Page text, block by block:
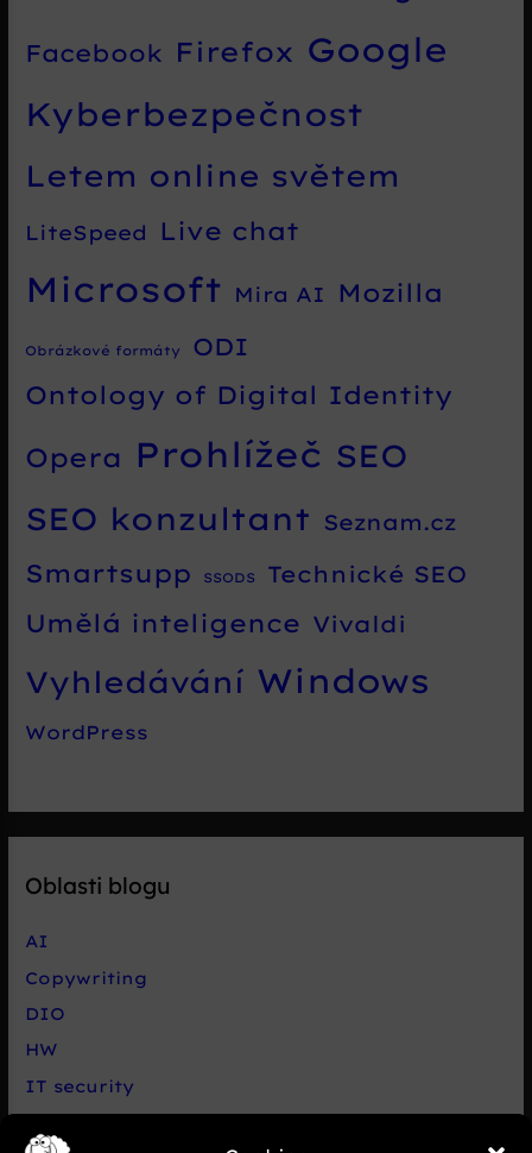
Facebook Firefox Google
Kyberbezpečnost
Letem online světem
LiteSpeed Live chat
Microsoft Mira AI Mozilla
Obrázkové formáty ODI
Ontology of Digital Identity
Opera Prohlížeč SEO
SEO konzultant Seznam.cz
Smartsupp SSODS Technické SEO
Umělá inteligence Vivaldi
Vyhledávání Windows
WordPress
Oblasti blogu
AI
Copywriting
DIO
HW
IT security